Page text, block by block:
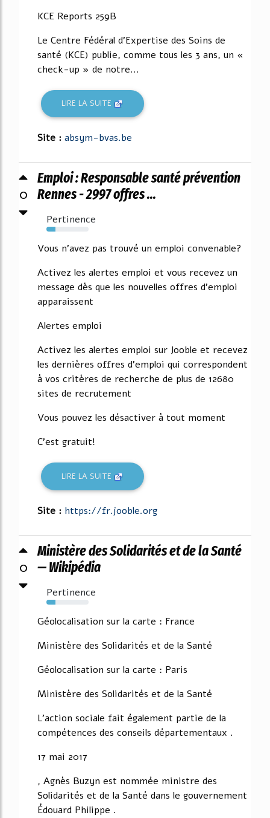
KCE Reports 259B
Le Centre Fédéral d'Expertise des Soins de
santé (KCE) publie, comme tous les 3 ans, un «
check-up » de notre...
LIRE LA SUITE
Site : absym-bvas.be
0
Emploi : Responsable santé prévention
Rennes - 2997 offres ...
Pertinence
21%
Vous n'avez pas trouvé un emploi convenable?
Activez les alertes emploi et vous recevez un
message dès que les nouvelles offres d'emploi
apparaissent
Alertes emploi
Activez les alertes emploi sur Jooble et recevez
les dernières offres d'emploi qui correspondent
à vos critères de recherche de plus de 12680
sites de recrutement
Vous pouvez les désactiver à tout moment
C'est gratuit!
LIRE LA SUITE
Site : https://fr.jooble.org
0
Ministère des Solidarités et de la Santé
— Wikipédia
Pertinence
21%
Géolocalisation sur la carte : France
Ministère des Solidarités et de la Santé
Géolocalisation sur la carte : Paris
Ministère des Solidarités et de la Santé
L'action sociale fait également partie de la
compétences des conseils départementaux .
17 mai 2017
, Agnès Buzyn est nommée ministre des
Solidarités et de la Santé dans le gouvernement
Édouard Philippe .